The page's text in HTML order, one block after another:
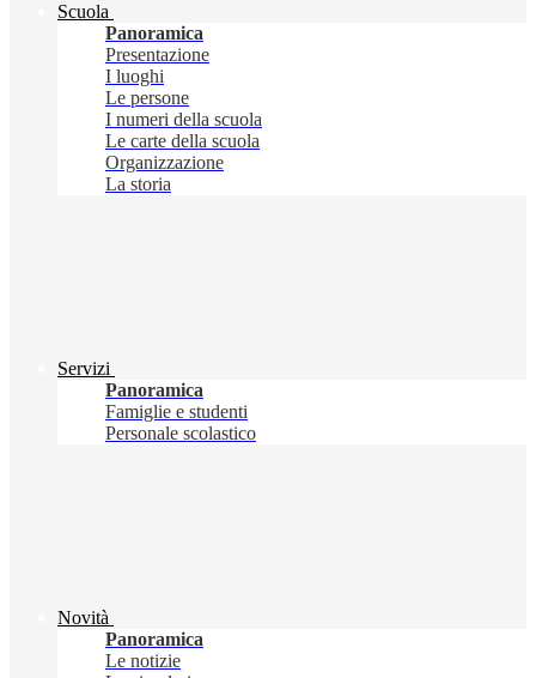
Scuola
Panoramica
Presentazione
I luoghi
Le persone
I numeri della scuola
Le carte della scuola
Organizzazione
La storia
Servizi
Panoramica
Famiglie e studenti
Personale scolastico
Novità
Panoramica
Le notizie